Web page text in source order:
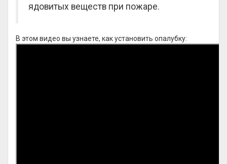
ядовитых веществ при пожаре.
В этом видео вы узнаете, как установить опалубку: